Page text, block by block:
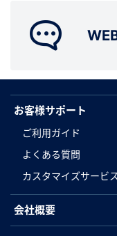
お客様サポート
ご利用ガイド
よくある質問
カスタマイズサービス
会社概要